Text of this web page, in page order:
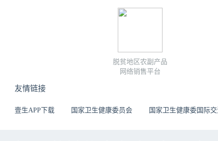
脱贫地区农副产品
网络销售平台
友情链接
壹生APP下载 国家卫生健康委员会 国家卫生健康委国际